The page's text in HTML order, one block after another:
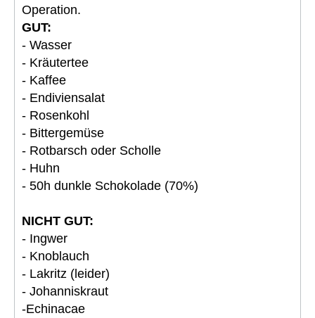
Operation.
GUT:
- Wasser
- Kräutertee
- Kaffee
- Endiviensalat
- Rosenkohl
- Bittergemüse
- Rotbarsch oder Scholle
- Huhn
- 50h dunkle Schokolade (70%)
NICHT GUT:
- Ingwer
- Knoblauch
- Lakritz (leider)
- Johanniskraut
-Echinacae